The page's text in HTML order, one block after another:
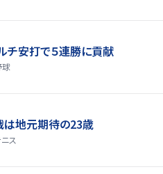
安打で５連勝に貢献
球
は地元期待の23歳
ス